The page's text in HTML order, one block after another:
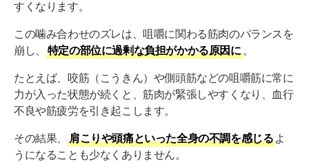
すくなります。
この噛み合わせのズレは、咀嚼に関わる筋肉のバランスを
崩し、
特定の部位に過剰な負担がかかる原因に 。
たとえば、咬筋（こうきん）や側頭筋などの咀嚼筋に常に
力が入った状態が続くと、筋肉が緊張しやすくなり、血行
不良や筋疲労を引き起こします。
その結果、 肩こりや頭痛といった全身の不調を感じる よ
うになることも少なくありません。